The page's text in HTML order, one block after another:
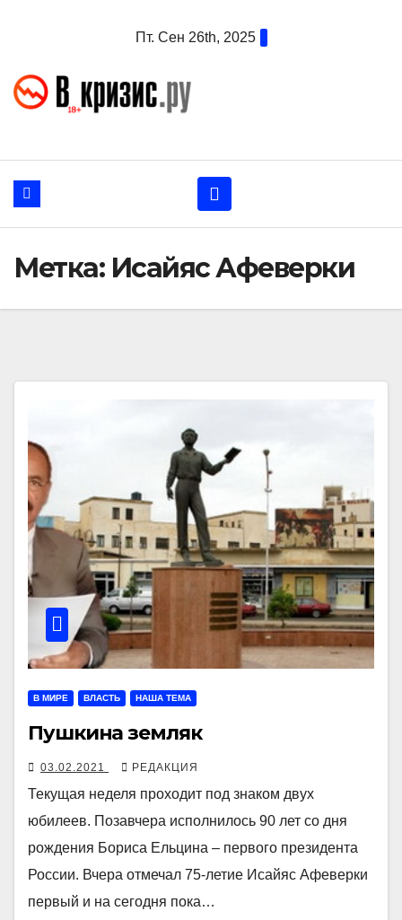
Пт. Сен 26th, 2025
Метка: Исайяс Афеверки
В МИРЕ ВЛАСТЬ НАША ТЕМА
Пушкина земляк
03.02.2021 РЕДАКЦИЯ
Текущая неделя проходит под знаком двух
юбилеев. Позавчера исполнилось 90 лет со дня
рождения Бориса Ельцина – первого президента
России. Вчера отмечал 75-летие Исайяс Афеверки
первый и на сегодня пока…